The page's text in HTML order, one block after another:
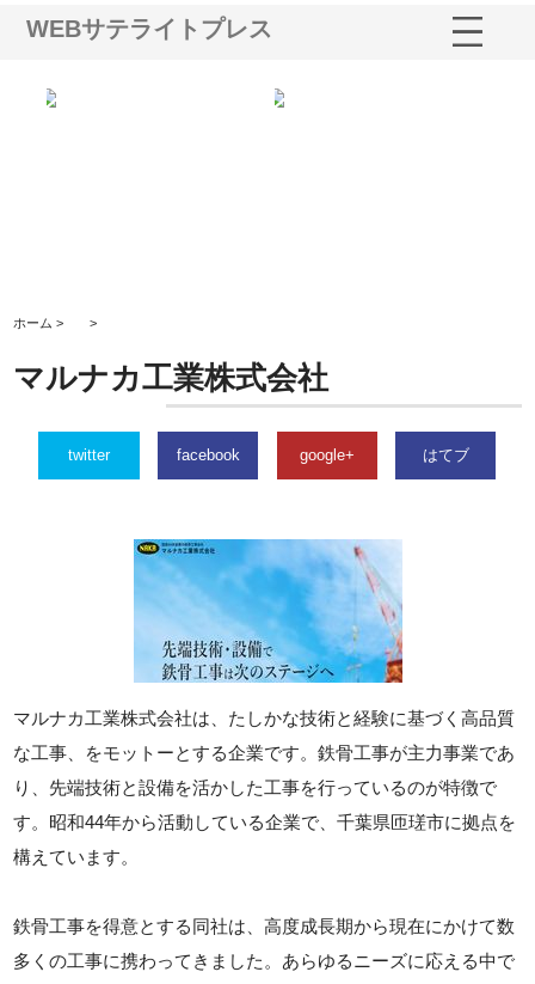
WEBサテライトプレス
ホーム > >
マルナカ工業株式会社
twitter facebook google+ はてブ
マルナカ工業株式会社は、たしかな技術と経験に基づく高品質
な工事、をモットーとする企業です。鉄骨工事が主力事業であ
り、先端技術と設備を活かした工事を行っているのが特徴で
す。昭和44年から活動している企業で、千葉県匝瑳市に拠点を
構えています。
鉄骨工事を得意とする同社は、高度成長期から現在にかけて数
多くの工事に携わってきました。あらゆるニーズに応える中で